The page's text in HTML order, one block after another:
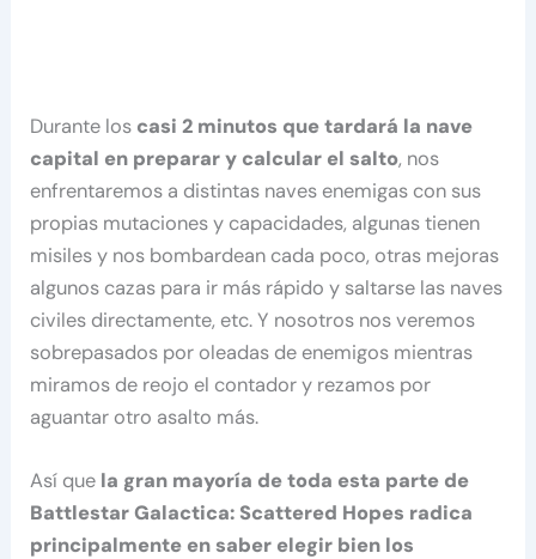
Durante los casi 2 minutos que tardará la nave
capital en preparar y calcular el salto, nos
enfrentaremos a distintas naves enemigas con sus
propias mutaciones y capacidades, algunas tienen
misiles y nos bombardean cada poco, otras mejoras
algunos cazas para ir más rápido y saltarse las naves
civiles directamente, etc. Y nosotros nos veremos
sobrepasados por oleadas de enemigos mientras
miramos de reojo el contador y rezamos por
aguantar otro asalto más.
Así que la gran mayoría de toda esta parte de
Battlestar Galactica: Scattered Hopes radica
principalmente en saber elegir bien los